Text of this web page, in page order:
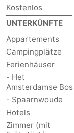
Kostenlos
UNTERKÜNFTE
Appartements
Campingplätze
Ferienhäuser
- Het
Amsterdamse Bos
- Spaarnwoude
Hotels
Zimmer (mit